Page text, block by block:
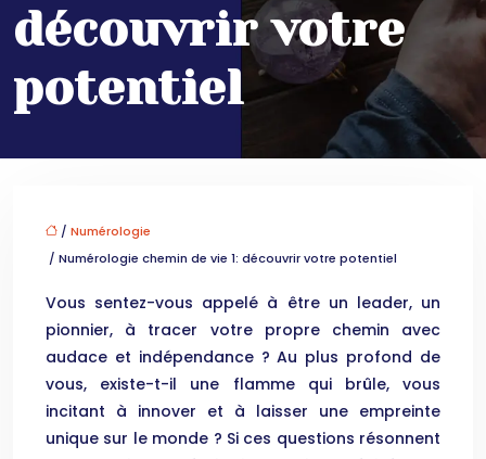
découvrir votre
potentiel
/ Numérologie
/ Numérologie chemin de vie 1: découvrir votre potentiel
Vous sentez-vous appelé à être un leader, un
pionnier, à tracer votre propre chemin avec
audace et indépendance ? Au plus profond de
vous, existe-t-il une flamme qui brûle, vous
incitant à innover et à laisser une empreinte
unique sur le monde ? Si ces questions résonnent